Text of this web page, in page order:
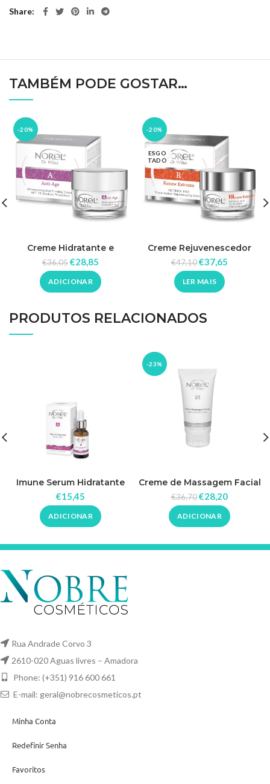
Share
TAMBÉM PODE GOSTAR…
-20%
Creme Hidratante e
Reafirmante FPS 15
(Proteção Média) 50ml –
Norel
€36,05€28,85
ADICIONAR
-20%
ESGO
TADO
Creme Rejuvenescedor
Triplo Ativo 50ml – Norel
€47,10€37,65
LER MAIS
PRODUTOS RELACIONADOS
Imune Serum Hidratante
Intenso 30ML
€15,45
ADICIONAR
-23%
Creme de Massagem Facial
com Coenzima Q10 200ml
– Norel
€36,70€28,20
ADICIONAR
Rua Andrade Corvo 3
2610-020 Aguas livres – Amadora
Phone: (+351) 916 600 661
E-mail: geral@nobrecosmeticos.pt
Minha Conta
Redefinir Senha
Favoritos